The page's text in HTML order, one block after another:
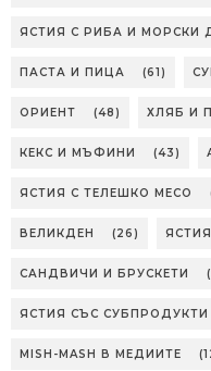
ЯСТИЯ С РИБА И МОРСКИ
ПАСТА И ПИЦА (61)
ОРИЕНТ (48) ХЛЯБ И
КЕКС И МЪФИНИ (43)
ЯСТИЯ С ТЕЛЕШКО МЕСО
ВЕЛИКДЕН (26)
САНДВИЧИ И БРУСКЕТИ
ЯСТИЯ СЪС СУБПРОДУКТИ
MISH-MASH В МЕДИИТЕ